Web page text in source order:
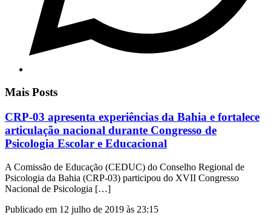
Mais Posts
CRP-03 apresenta experiências da Bahia e fortalece
articulação nacional durante Congresso de
Psicologia Escolar e Educacional
A Comissão de Educação (CEDUC) do Conselho Regional de
Psicologia da Bahia (CRP-03) participou do XVII Congresso
Nacional de Psicologia […]
Publicado em 12 julho de 2019 às 23:15